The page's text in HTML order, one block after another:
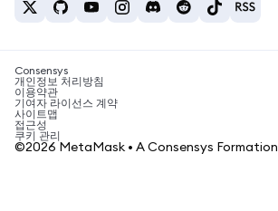
ETH를 USDT로 환전
USDT 매수
SHIB 매수
BNB 매수
암호화폐 세금 뉴스
암호화폐 매수 방법
비트코인 매도 방법
Consensys
개인정보 처리방침
이용약관
기여자 라이선스 계약
사이트맵
접근성
쿠키 관리
©2026 MetaMask • A Consensys Formation